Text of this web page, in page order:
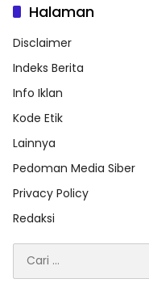
Halaman
Disclaimer
Indeks Berita
Info Iklan
Kode Etik
Lainnya
Pedoman Media Siber
Privacy Policy
Redaksi
untuk: